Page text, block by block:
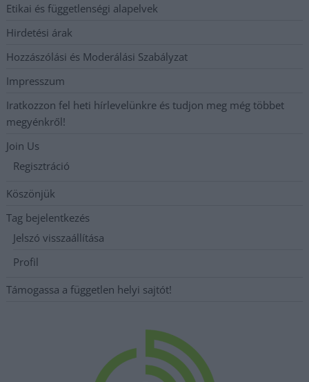
Etikai és függetlenségi alapelvek
Hirdetési árak
Hozzászólási és Moderálási Szabályzat
Impresszum
Iratkozzon fel heti hírlevelünkre és tudjon meg még többet
megyénkről!
Join Us
Regisztráció
Köszönjük
Tag bejelentkezés
Jelszó visszaállítása
Profil
Támogassa a független helyi sajtót!